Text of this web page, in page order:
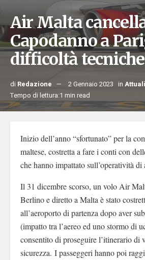
Air Malta
Capodanno a
difficoltà
di Redazione 2 Gennaio 2023 in
Tempo di lettura:1 min read
Inizio dell’anno “sfortunato” per la
maltese, costretta a fare i conti con
che hanno impattato sull’operatività
Il 31 dicembre scorso, un volo Air
Berlino e diretto a Malta è stato
all’aeroporto di partenza dopo aver
(impatto tra l’aereo ed uno stormo di
consentito di proseguire l’itinerario di
sicurezza. I passeggeri hanno poi